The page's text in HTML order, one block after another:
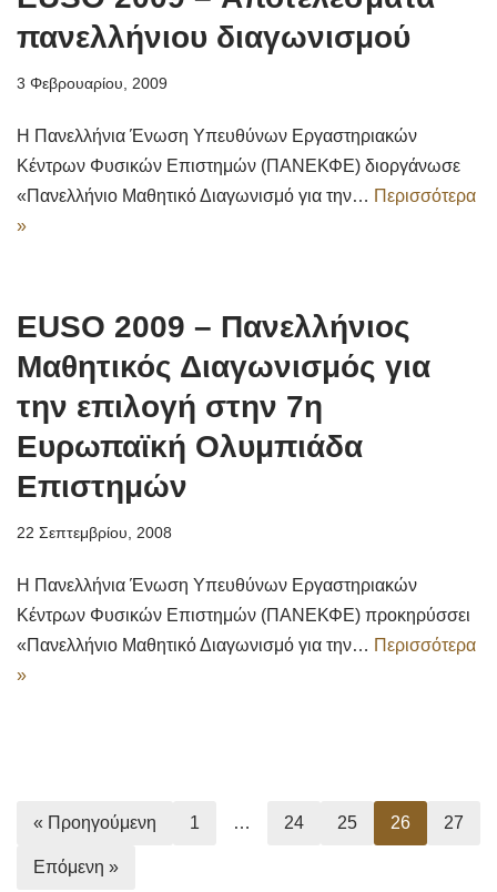
πανελλήνιου διαγωνισμού
3 Φεβρουαρίου, 2009
Η Πανελλήνια Ένωση Υπευθύνων Εργαστηριακών
Κέντρων Φυσικών Επιστημών (ΠΑΝΕΚΦΕ) διοργάνωσε
«Πανελλήνιο Μαθητικό Διαγωνισμό για την… Περισσότερα
»
EUSO 2009 – Πανελλήνιος
Μαθητικός Διαγωνισμός για
την επιλογή στην 7η
Ευρωπαϊκή Ολυμπιάδα
Επιστημών
22 Σεπτεμβρίου, 2008
Η Πανελλήνια Ένωση Υπευθύνων Εργαστηριακών
Κέντρων Φυσικών Επιστημών (ΠΑΝΕΚΦΕ) προκηρύσσει
«Πανελλήνιο Μαθητικό Διαγωνισμό για την… Περισσότερα
»
« Προηγούμενη 1 … 24 25 26 27
Επόμενη »